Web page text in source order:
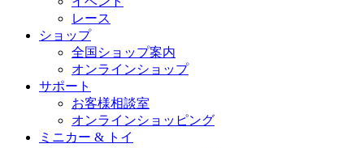
レース
ショップ
全国ショップ案内
オンラインショップ
サポート
お客様相談室
オンラインショッピング
ミニカー & トイ